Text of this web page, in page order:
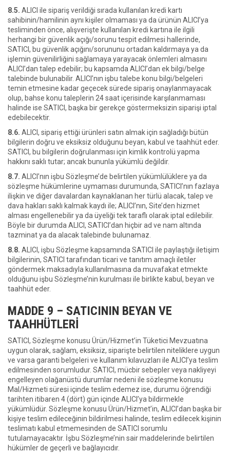
8.5. ALICI ile sipariş verildiği sırada kullanılan kredi kartı
sahibinin/hamilinin aynı kişiler olmaması ya da ürünün ALICI’ya
tesliminden önce, alışverişte kullanılan kredi kartına ile ilgili
herhangi bir güvenlik açığı/sorunu tespit edilmesi hallerinde,
SATICI, bu güvenlik açığını/sorununu ortadan kaldırmaya ya da
işlemin güvenilirliğini sağlamaya yarayacak önlemleri almasını
ALICI’dan talep edebilir; bu kapsamda ALICI’dan ek bilgi/belge
talebinde bulunabilir. ALICI’nın işbu talebe konu bilgi/belgeleri
temin etmesine kadar geçecek sürede sipariş onaylanmayacak
olup, bahse konu taleplerin 24 saat içerisinde karşılanmaması
halinde ise SATICI, başka bir gerekçe göstermeksizin siparişi iptal
edebilecektir.
8.6. ALICI, sipariş ettiği ürünleri satın almak için sağladığı bütün
bilgilerin doğru ve eksiksiz olduğunu beyan, kabul ve taahhüt eder.
SATICI, bu bilgilerin doğrulanması için kimlik kontrolü yapma
hakkını saklı tutar; ancak bununla yükümlü değildir.
8.7. ALICI’nın işbu Sözleşme’de belirtilen yükümlülüklere ya da
sözleşme hükümlerine uymaması durumunda, SATICI’nın fazlaya
ilişkin ve diğer davalardan kaynaklanan her türlü alacak, talep ve
dava hakları saklı kalmak kaydı ile; ALICI’nın, Site’den hizmet
alması engellenebilir ya da üyeliği tek taraflı olarak iptal edilebilir.
Böyle bir durumda ALICI, SATICI’dan hiçbir ad ve nam altında
tazminat ya da alacak talebinde bulunamaz.
8.8. ALICI, işbu Sözleşme kapsamında SATICI ile paylaştığı iletişim
bilgilerinin, SATICI tarafından ticari ve tanıtım amaçlı iletiler
göndermek maksadıyla kullanılmasına da muvafakat etmekte
olduğunu işbu Sözleşme’nin kurulması ile birlikte kabul, beyan ve
taahhüt eder.
MADDE 9 – SATICININ BEYAN VE
TAAHHÜTLERİ
SATICI, Sözleşme konusu Ürün/Hizmet’in Tüketici Mevzuatına
uygun olarak, sağlam, eksiksiz, siparişte belirtilen niteliklere uygun
ve varsa garanti belgeleri ve kullanım kılavuzları ile ALICI’ya teslim
edilmesinden sorumludur. SATICI, mücbir sebepler veya nakliyeyi
engelleyen olağanüstü durumlar nedeni ile sözleşme konusu
Mal/Hizmeti süresi içinde teslim edemez ise, durumu öğrendiği
tarihten itibaren 4 (dört) gün içinde ALICI’ya bildirmekle
yükümlüdür. Sözleşme konusu Ürün/Hizmet’in, ALICI’dan başka bir
kişiye teslim edileceğinin bildirilmesi halinde, teslim edilecek kişinin
teslimatı kabul etmemesinden de SATICI sorumlu
tutulamayacaktır. İşbu Sözleşme’nin sair maddelerinde belirtilen
hükümler de geçerli ve bağlayıcıdır.